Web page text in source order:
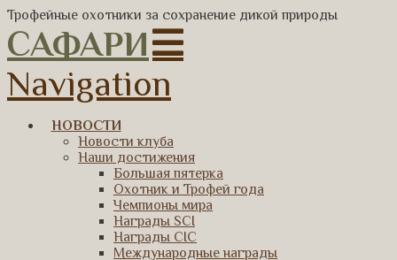
Трофейные охотники за сохранение дикой природы
САФАРИ
Navigation
НОВОСТИ
Новости клуба
Наши достижения
Большая пятерка
Охотник и Трофей года
Чемпионы мира
Награды SCI
Награды CIC
Международные награды